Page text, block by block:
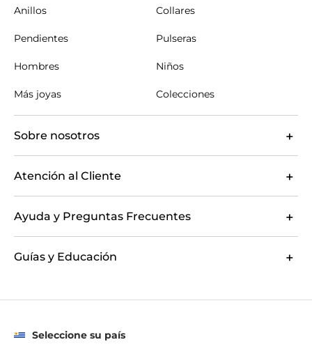
Anillos Collares
Pendientes Pulseras
Hombres Niños
Más joyas Colecciones
Sobre nosotros
Atención al Cliente
Ayuda y Preguntas Frecuentes
Guías y Educación
Seleccione su país